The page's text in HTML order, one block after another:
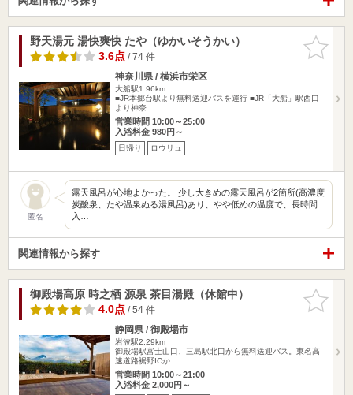
お気に入
りに追加
野天湯元 湯快爽快 たや（ゆかいそうかい）
3.6点/ 74 件
神奈川県 / 横浜市栄区
大船駅1.96km
■JR本郷台駅より無料送迎バスを運行 ■JR「大船」駅西口
より神奈…
営業時間 10:00～25:00
入浴料金 980円～
日帰り ロウリュ
匿名
露天風呂が心地よかった。 少し大きめの露天風呂が2箇所(高濃度
炭酸泉、たや温泉ぬる湯風呂)あり、やや低めの温度で、長時間
入…
関連情報から探す
お気に入
りに追加
御殿場高原 時之栖 源泉 茶目湯殿（休館中）
4.0点/ 54 件
静岡県 / 御殿場市
岩波駅2.29km
御殿場駅富士山口、三島駅北口から無料送迎バス。東名高
速道路裾野ICか…
営業時間 10:00～21:00
入浴料金 2,000円～